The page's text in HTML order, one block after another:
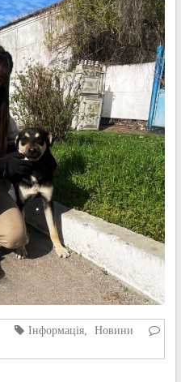
Інформація,
Новини